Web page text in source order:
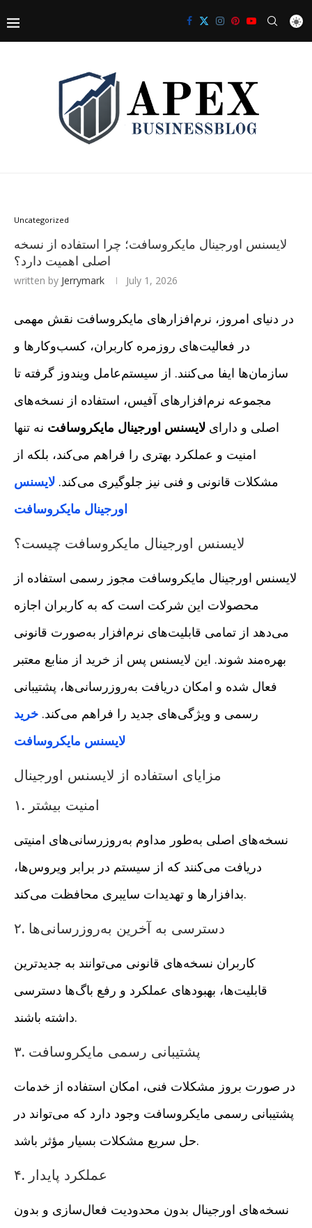
Uncategorized
لایسنس اورجینال مایکروسافت؛ چرا استفاده از نسخه
اصلی اهمیت دارد؟
written by Jerrymark July 1, 2026
در دنیای امروز، نرم‌افزارهای مایکروسافت نقش مهمی
در فعالیت‌های روزمره کاربران، کسب‌وکارها و
سازمان‌ها ایفا می‌کنند. از سیستم‌عامل ویندوز گرفته تا
مجموعه نرم‌افزارهای آفیس، استفاده از نسخه‌های
اصلی و دارای لایسنس اورجینال مایکروسافت نه تنها
امنیت و عملکرد بهتری را فراهم می‌کند، بلکه از
مشکلات قانونی و فنی نیز جلوگیری می‌کند. لایسنس
اورجینال مایکروسافت
لایسنس اورجینال مایکروسافت چیست؟
لایسنس اورجینال مایکروسافت مجوز رسمی استفاده از
محصولات این شرکت است که به کاربران اجازه
می‌دهد از تمامی قابلیت‌های نرم‌افزار به‌صورت قانونی
بهره‌مند شوند. این لایسنس پس از خرید از منابع معتبر
فعال شده و امکان دریافت به‌روزرسانی‌ها، پشتیبانی
رسمی و ویژگی‌های جدید را فراهم می‌کند. خرید
لایسنس مایکروسافت
مزایای استفاده از لایسنس اورجینال
۱. امنیت بیشتر
نسخه‌های اصلی به‌طور مداوم به‌روزرسانی‌های امنیتی
دریافت می‌کنند که از سیستم در برابر ویروس‌ها،
بدافزارها و تهدیدات سایبری محافظت می‌کند.
۲. دسترسی به آخرین به‌روزرسانی‌ها
کاربران نسخه‌های قانونی می‌توانند به جدیدترین
قابلیت‌ها، بهبودهای عملکرد و رفع باگ‌ها دسترسی
داشته باشند.
۳. پشتیبانی رسمی مایکروسافت
در صورت بروز مشکلات فنی، امکان استفاده از خدمات
پشتیبانی رسمی مایکروسافت وجود دارد که می‌تواند در
حل سریع مشکلات بسیار مؤثر باشد.
۴. عملکرد پایدار
نسخه‌های اورجینال بدون محدودیت فعال‌سازی و بدون